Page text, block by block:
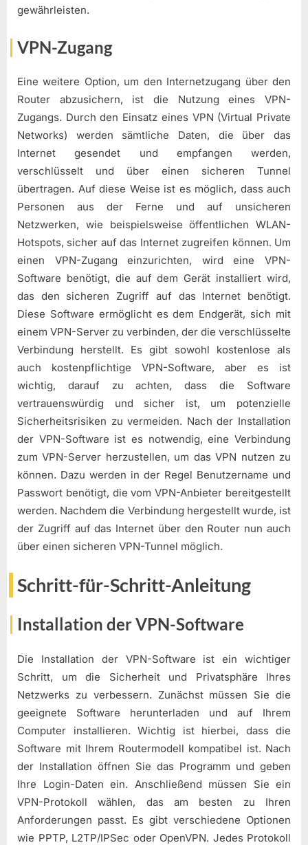
gewährleisten.
VPN-Zugang
Eine weitere Option, um den Internetzugang über den
Router abzusichern, ist die Nutzung eines VPN-
Zugangs. Durch den Einsatz eines VPN (Virtual Private
Networks) werden sämtliche Daten, die über das
Internet gesendet und empfangen werden,
verschlüsselt und über einen sicheren Tunnel
übertragen. Auf diese Weise ist es möglich, dass auch
Personen aus der Ferne und auf unsicheren
Netzwerken, wie beispielsweise öffentlichen WLAN-
Hotspots, sicher auf das Internet zugreifen können. Um
einen VPN-Zugang einzurichten, wird eine VPN-
Software benötigt, die auf dem Gerät installiert wird,
das den sicheren Zugriff auf das Internet benötigt.
Diese Software ermöglicht es dem Endgerät, sich mit
einem VPN-Server zu verbinden, der die verschlüsselte
Verbindung herstellt. Es gibt sowohl kostenlose als
auch kostenpflichtige VPN-Software, aber es ist
wichtig, darauf zu achten, dass die Software
vertrauenswürdig und sicher ist, um potenzielle
Sicherheitsrisiken zu vermeiden. Nach der Installation
der VPN-Software ist es notwendig, eine Verbindung
zum VPN-Server herzustellen, um das VPN nutzen zu
können. Dazu werden in der Regel Benutzername und
Passwort benötigt, die vom VPN-Anbieter bereitgestellt
werden. Nachdem die Verbindung hergestellt wurde, ist
der Zugriff auf das Internet über den Router nun auch
über einen sicheren VPN-Tunnel möglich.
Schritt-für-Schritt-Anleitung
Installation der VPN-Software
Die Installation der VPN-Software ist ein wichtiger
Schritt, um die Sicherheit und Privatsphäre Ihres
Netzwerks zu verbessern. Zunächst müssen Sie die
geeignete Software herunterladen und auf Ihrem
Computer installieren. Wichtig ist hierbei, dass die
Software mit Ihrem Routermodell kompatibel ist. Nach
der Installation öffnen Sie das Programm und geben
Ihre Login-Daten ein. Anschließend müssen Sie ein
VPN-Protokoll wählen, das am besten zu Ihren
Anforderungen passt. Es gibt verschiedene Optionen
wie PPTP, L2TP/IPSec oder OpenVPN. Jedes Protokoll